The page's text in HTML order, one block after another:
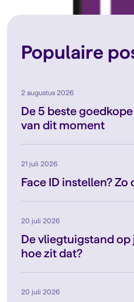
Populaire
2 augustus 2026
De 5 beste
van dit moment
21 juli 2026
Face ID instellen? Zo
20 juli 2026
De vliegtuigstand op
hoe zit dat?
20 juli 2026